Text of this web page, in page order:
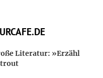
Literatur: »Erzähl